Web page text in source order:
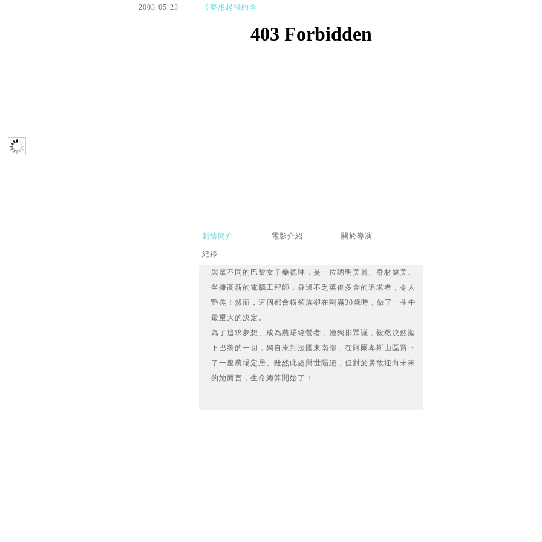
2003-05-23
【夢想起飛的季
劇情簡介 電影介紹 關於導演
紀錄
與眾不同的巴黎女子桑德琳，是一位聰明美麗、身材健美、
坐擁高薪的電腦工程師，身邊不乏英俊多金的追求者，令人
艷羨！然而，這個都會粉領族卻在剛滿30歲時，做了一生中
最重大的決定。
為了追求夢想、成為農場經營者，她獨排眾議，毅然決然拋
下巴黎的一切，獨自來到法國東南部，在阿爾卑斯山區買下
了一座農場定居。雖然此處與世隔絕，但對於勇敢迎向未來
的她而言，生命總算開始了！